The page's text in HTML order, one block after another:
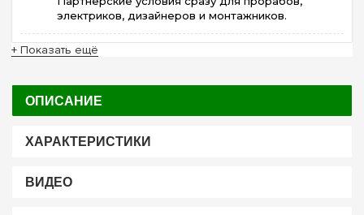
электриков, дизайнеров и монтажников.
+ Показать ещё
ОПИСАНИЕ
ХАРАКТЕРИСТИКИ
ВИДЕО